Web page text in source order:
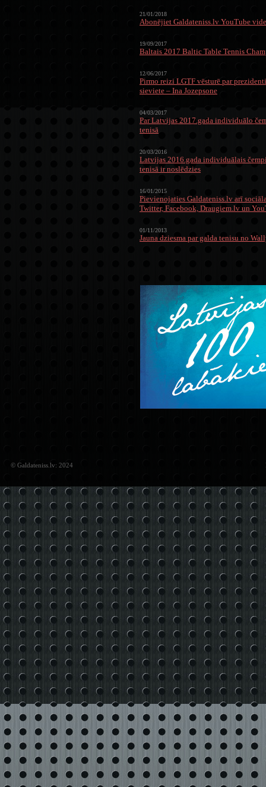
21/01/2018
Abonējiet Galdateniss.lv YouTube
19/09/2017
Baltais 2017 Baltic Table Tennis
12/06/2017
Pirmo reizi LGTF vēsturē par
sieviete – Ina Jozepsone
04/03/2017
Par Latvijas 2017.gada individuālo
tenisā
20/03/2016
Latvijas 2016.gada individuālais
tenisā ir noslēdzies
16/01/2015
Pievienojaties Galdateniss.lv arī
Twitter, Facebook, Draugiem.lv un
01/11/2013
Jauna dziesma par galda tenisu no
© Galdateniss.lv: 2024